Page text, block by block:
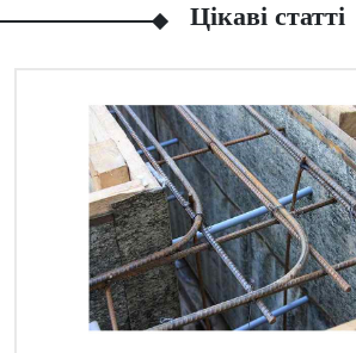
Цікаві статті